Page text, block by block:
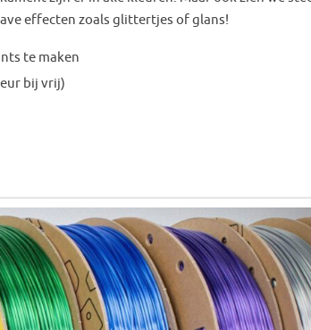
effecten zoals glittertjes of glans!
te maken
bij vrij)